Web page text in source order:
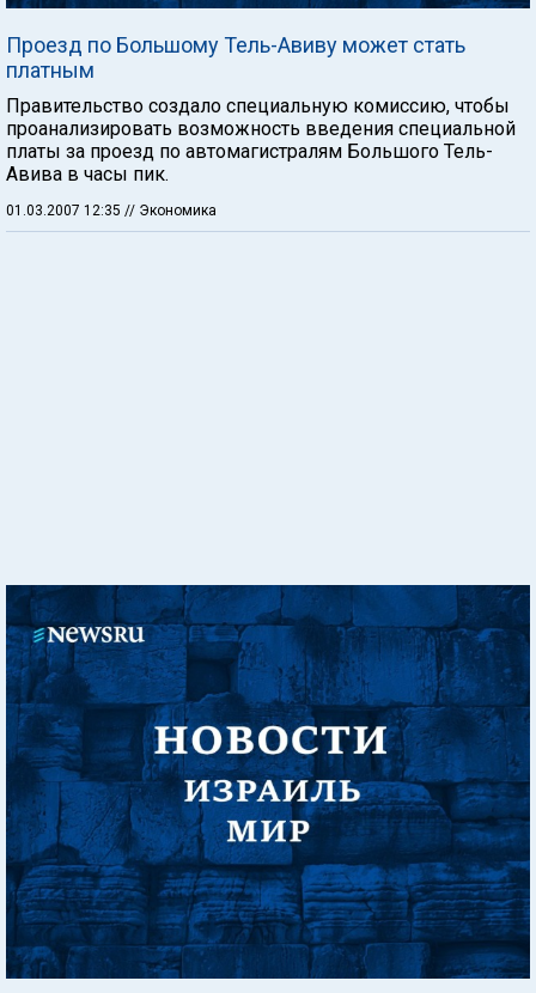
Проезд по Большому Тель-Авиву может стать
платным
Правительство создало специальную комиссию, чтобы
проанализировать возможность введения специальной
платы за проезд по автомагистралям Большого Тель-
Авива в часы пик.
01.03.2007 12:35 // Экономика